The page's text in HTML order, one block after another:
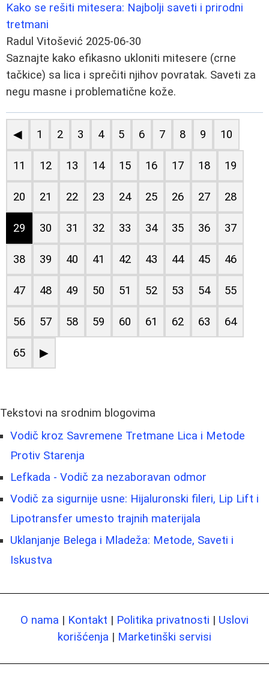
Kako se rešiti mitesera: Najbolji saveti i prirodni
tretmani
Radul Vitošević 2025-06-30
Saznajte kako efikasno ukloniti mitesere (crne
tačkice) sa lica i sprečiti njihov povratak. Saveti za
negu masne i problematične kože.
◀ 1 2 3 4 5 6 7 8 9 10
11 12 13 14 15 16 17 18 19
20 21 22 23 24 25 26 27 28
29 30 31 32 33 34 35 36 37
38 39 40 41 42 43 44 45 46
47 48 49 50 51 52 53 54 55
56 57 58 59 60 61 62 63 64
65 ▶
Tekstovi na srodnim blogovima
Vodič kroz Savremene Tretmane Lica i Metode
Protiv Starenja
Lefkada - Vodič za nezaboravan odmor
Vodič za sigurnije usne: Hijaluronski fileri, Lip Lift i
Lipotransfer umesto trajnih materijala
Uklanjanje Belega i Mladeža: Metode, Saveti i
Iskustva
O nama | Kontakt | Politika privatnosti | Uslovi
korišćenja | Marketinški servisi